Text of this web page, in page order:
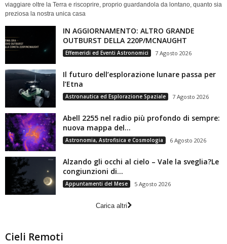
viaggiare oltre la Terra e riscoprire, proprio guardandola da lontano, quanto sia
preziosa la nostra unica casa
IN AGGIORNAMENTO: ALTRO GRANDE
OUTBURST DELLA 220P/MCNAUGHT
Effemeridi ed Eventi Astronomici 7 Agosto 2026
Il futuro dell’esplorazione lunare passa per
l’Etna
Astronautica ed Esplorazione Spaziale 7 Agosto 2026
Abell 2255 nel radio più profondo di sempre:
nuova mappa del...
Astronomia, Astrofisica e Cosmologia 6 Agosto 2026
Alzando gli occhi al cielo – Vale la sveglia?Le
congiunzioni di...
Appuntamenti del Mese 5 Agosto 2026
Carica altri
Cieli Remoti